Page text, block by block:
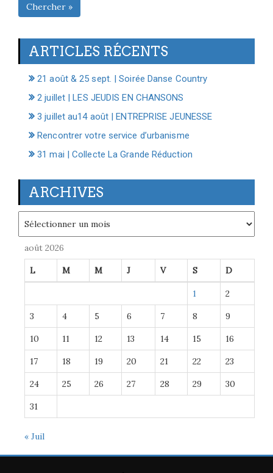
Chercher »
ARTICLES RÉCENTS
21 août & 25 sept. | Soirée Danse Country
2 juillet | LES JEUDIS EN CHANSONS
3 juillet au14 août | ENTREPRISE JEUNESSE
Rencontrer votre service d’urbanisme
31 mai | Collecte La Grande Réduction
ARCHIVES
août 2026
L M M J V S D
1 2
3 4 5 6 7 8 9
10 11 12 13 14 15 16
17 18 19 20 21 22 23
24 25 26 27 28 29 30
31
« Juil